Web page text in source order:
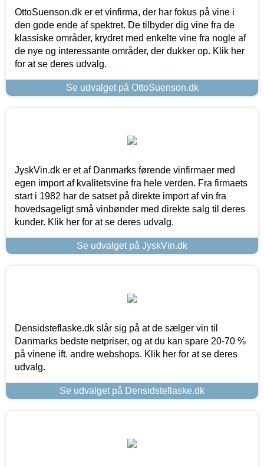
OttoSuenson.dk er et vinfirma, der har fokus på vine i
den gode ende af spektret. De tilbyder dig vine fra de
klassiske områder, krydret med enkelte vine fra nogle af
de nye og interessante områder, der dukker op. Klik her
for at se deres udvalg.
Se udvalget på OttoSuenson.dk
JyskVin.dk er et af Danmarks førende vinfirmaer med
egen import af kvalitetsvine fra hele verden. Fra firmaets
start i 1982 har de satset på direkte import af vin fra
hovedsageligt små vinbønder med direkte salg til deres
kunder. Klik her for at se deres udvalg.
Se udvalget på JyskVin.dk
Densidsteflaske.dk slår sig på at de sælger vin til
Danmarks bedste netpriser, og at du kan spare 20-70 %
på vinene ift. andre webshops. Klik her for at se deres
udvalg.
Se udvalget på Densidsteflaske.dk